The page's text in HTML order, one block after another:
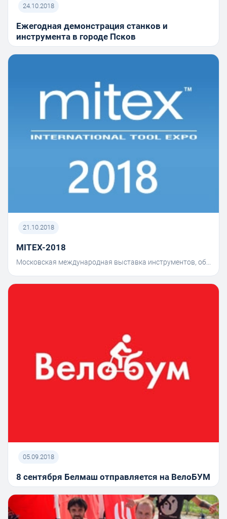
24.10.2018
Ежегодная демонстрация станков и
инструмента в городе Псков
21.10.2018
MITEX-2018
Московская международная выставка инструментов, об...
05.09.2018
8 сентября Белмаш отправляется на ВелоБУМ